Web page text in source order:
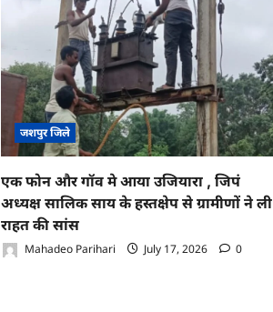
जशपुर जिले
एक फोन और गॉव मे आया उजियारा , जिपं
अध्यक्ष सालिक साय के हस्तक्षेप से ग्रामीणों ने ली
राहत की सांस
Mahadeo Parihari July 17, 2026 0